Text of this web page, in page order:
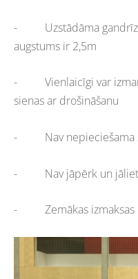
-
Uzstādāma
augstums ir 2,5m
-
Vienlaicīgi var
sienas ar drošināšanu
- Nav
- Nav jāpērk un
- Zemākas izmaksas